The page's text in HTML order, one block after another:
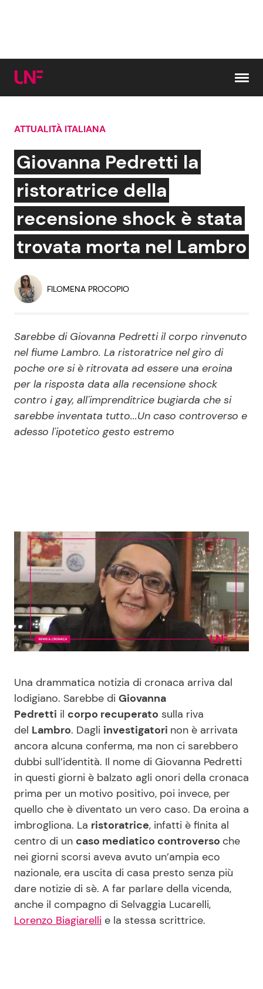
Cerca:
News e Cronaca
Attualità Italiana
Dal Mondo
Economia
Persone Scomparse
Politica
Gossip e TV
Bellezze VIP
Coppie VIP
Reality e Talent
Soap Opera
ShowBiz
News Cinema
Social News
Benessere
Casa
Moda e Style
Mondo Mamma
News benessere
Salute
Viaggi e Turismo
Festività
Cucina e Ricette
Consigli di Cucina
Dolci
Le Ricette in TV
Primi Piatti
Ricette Facili e Veloci
Ricette Feste
Ricette per Bambini
Seguici
Info
Chi siamo
ATTUALITÀ ITALIANA
Giovanna Pedretti la
ristoratrice della
recensione shock è stata
trovata morta nel Lambro
FILOMENA PROCOPIO
Sarebbe di Giovanna Pedretti il corpo rinvenuto
nel fiume Lambro. La ristoratrice nel giro di
poche ore si è ritrovata ad essere una eroina
per la risposta data alla recensione shock
contro i gay, all'imprenditrice bugiarda che si
sarebbe inventata tutto...Un caso controverso e
adesso l'ipotetico gesto estremo
Una drammatica notizia di cronaca arriva dal
lodigiano. Sarebbe di Giovanna
Pedretti il corpo recuperato sulla riva
del Lambro. Dagli investigatori non è arrivata
ancora alcuna conferma, ma non ci sarebbero
dubbi sull’identità. Il nome di Giovanna Pedretti
in questi giorni è balzato agli onori della cronaca
prima per un motivo positivo, poi invece, per
quello che è diventato un vero caso. Da eroina a
imbrogliona. La ristoratrice, infatti è finita al
centro di un caso mediatico controverso che
nei giorni scorsi aveva avuto un’ampia eco
nazionale, era uscita di casa presto senza più
dare notizie di sè. A far parlare della vicenda,
anche il compagno di Selvaggia Lucarelli,
Lorenzo Biagiarelli e la stessa scrittrice.